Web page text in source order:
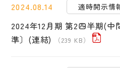
2024.08.14 適時開示情
2024年12月期 第2四半期(
準〕(連結)
（239 KB）